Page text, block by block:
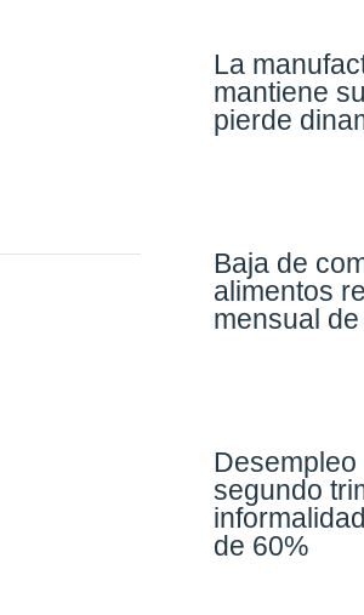
La
mantiene
pierde
Baja de
alimentos
mensual
Desempleo
segundo
de 60%